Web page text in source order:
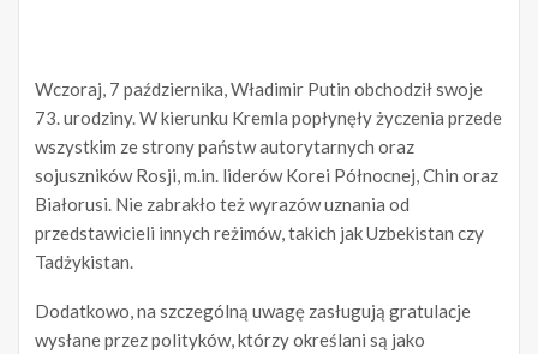
Wczoraj, 7 października, Władimir Putin obchodził swoje
73. urodziny. W kierunku Kremla popłynęły życzenia przede
wszystkim ze strony państw autorytarnych oraz
sojuszników Rosji, m.in. liderów Korei Północnej, Chin oraz
Białorusi. Nie zabrakło też wyrazów uznania od
przedstawicieli innych reżimów, takich jak Uzbekistan czy
Tadżykistan.
Dodatkowo, na szczególną uwagę zasługują gratulacje
wysłane przez polityków, którzy określani są jako